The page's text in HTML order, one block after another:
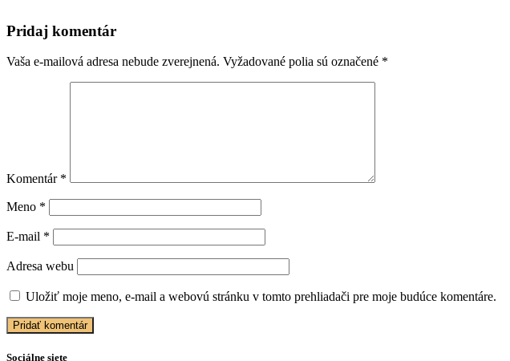
Pridaj komentár
Vaša e-mailová adresa nebude zverejnená. Vyžadované polia sú označené *
Komentár *
Meno *
E-mail *
Adresa webu
Uložiť moje meno, e-mail a webovú stránku v tomto prehliadači pre moje budúce komentáre.
Sociálne siete